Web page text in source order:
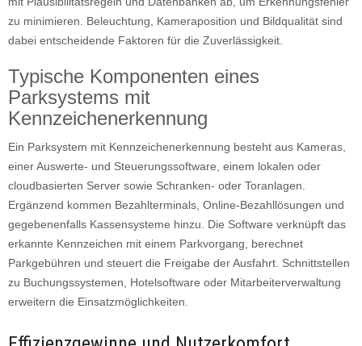
zu minimieren. Beleuchtung, Kameraposition und Bildqualität sind
dabei entscheidende Faktoren für die Zuverlässigkeit.
Typische Komponenten eines
Parksystems mit
Kennzeichenerkennung
Ein Parksystem mit Kennzeichenerkennung besteht aus Kameras,
einer Auswerte- und Steuerungssoftware, einem lokalen oder
cloudbasierten Server sowie Schranken- oder Toranlagen.
Ergänzend kommen Bezahlterminals, Online-Bezahllösungen und
gegebenenfalls Kassensysteme hinzu. Die Software verknüpft das
erkannte Kennzeichen mit einem Parkvorgang, berechnet
Parkgebühren und steuert die Freigabe der Ausfahrt. Schnittstellen
zu Buchungssystemen, Hotelsoftware oder Mitarbeiterverwaltung
erweitern die Einsatzmöglichkeiten.